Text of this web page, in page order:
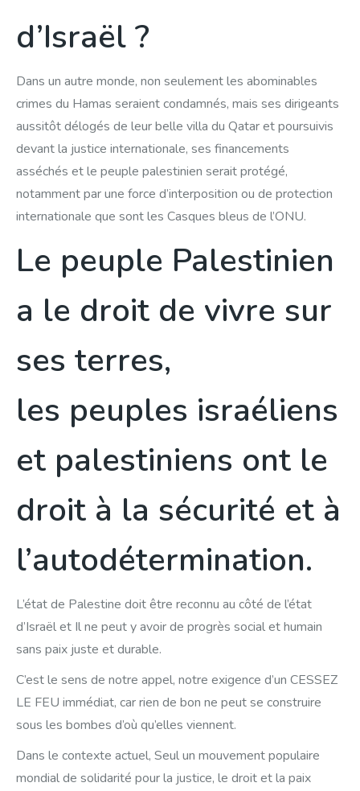
d’Israël ?
Dans un autre monde, non seulement les abominables
crimes du Hamas seraient condamnés, mais ses dirigeants
aussitôt délogés de leur belle villa du Qatar et poursuivis
devant la justice internationale, ses financements
asséchés et le peuple palestinien serait protégé,
notamment par une force d’interposition ou de protection
internationale que sont les Casques bleus de l’ONU.
Le peuple Palestinien
a le droit de vivre sur
ses terres,
les peuples israéliens
et palestiniens ont le
droit à la sécurité et à
l’autodétermination.
L’état de Palestine doit être reconnu au côté de l’état
d’Israël et Il ne peut y avoir de progrès social et humain
sans paix juste et durable.
C’est le sens de notre appel, notre exigence d’un CESSEZ
LE FEU immédiat, car rien de bon ne peut se construire
sous les bombes d’où qu’elles viennent.
Dans le contexte actuel, Seul un mouvement populaire
mondial de solidarité pour la justice, le droit et la paix